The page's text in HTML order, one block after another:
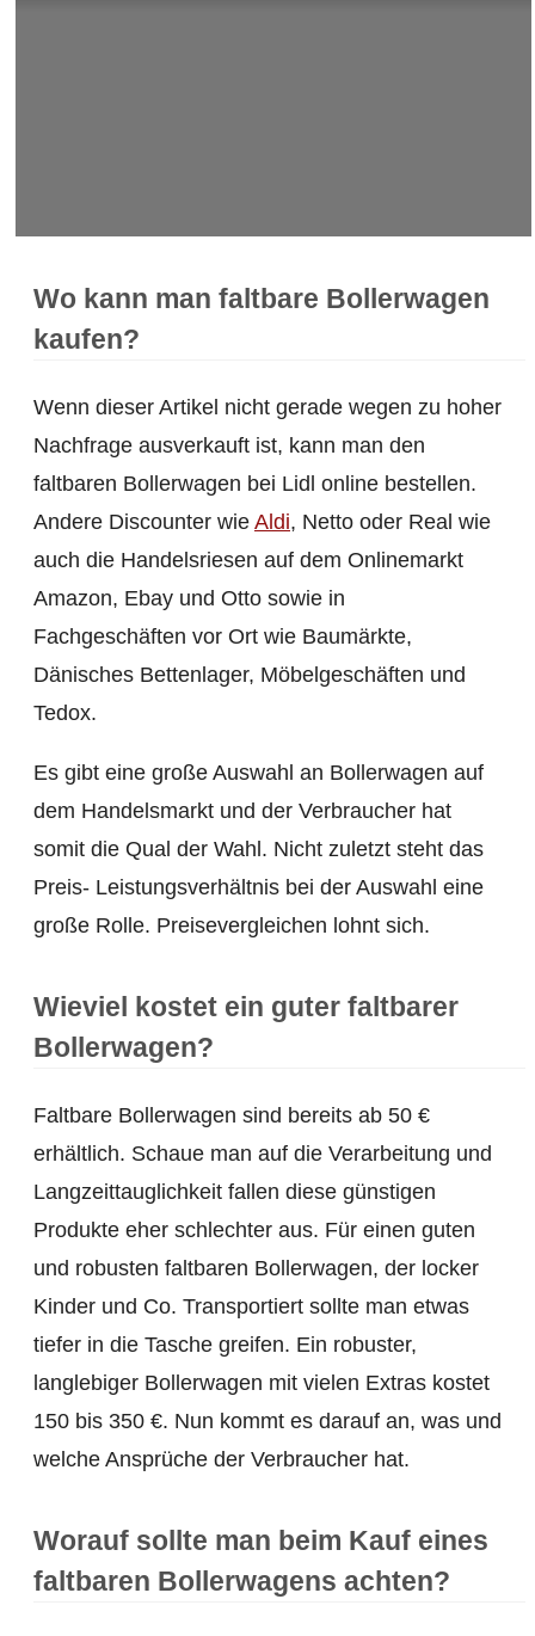
Wo kann man faltbare Bollerwagen
kaufen?
Wenn dieser Artikel nicht gerade wegen zu hoher
Nachfrage ausverkauft ist, kann man den
faltbaren Bollerwagen bei Lidl online bestellen.
Andere Discounter wie Aldi, Netto oder Real wie
auch die Handelsriesen auf dem Onlinemarkt
Amazon, Ebay und Otto sowie in
Fachgeschäften vor Ort wie Baumärkte,
Dänisches Bettenlager, Möbelgeschäften und
Tedox.
Es gibt eine große Auswahl an Bollerwagen auf
dem Handelsmarkt und der Verbraucher hat
somit die Qual der Wahl. Nicht zuletzt steht das
Preis- Leistungsverhältnis bei der Auswahl eine
große Rolle. Preisevergleichen lohnt sich.
Wieviel kostet ein guter faltbarer
Bollerwagen?
Faltbare Bollerwagen sind bereits ab 50 €
erhältlich. Schaue man auf die Verarbeitung und
Langzeittauglichkeit fallen diese günstigen
Produkte eher schlechter aus. Für einen guten
und robusten faltbaren Bollerwagen, der locker
Kinder und Co. Transportiert sollte man etwas
tiefer in die Tasche greifen. Ein robuster,
langlebiger Bollerwagen mit vielen Extras kostet
150 bis 350 €. Nun kommt es darauf an, was und
welche Ansprüche der Verbraucher hat.
Worauf sollte man beim Kauf eines
faltbaren Bollerwagens achten?